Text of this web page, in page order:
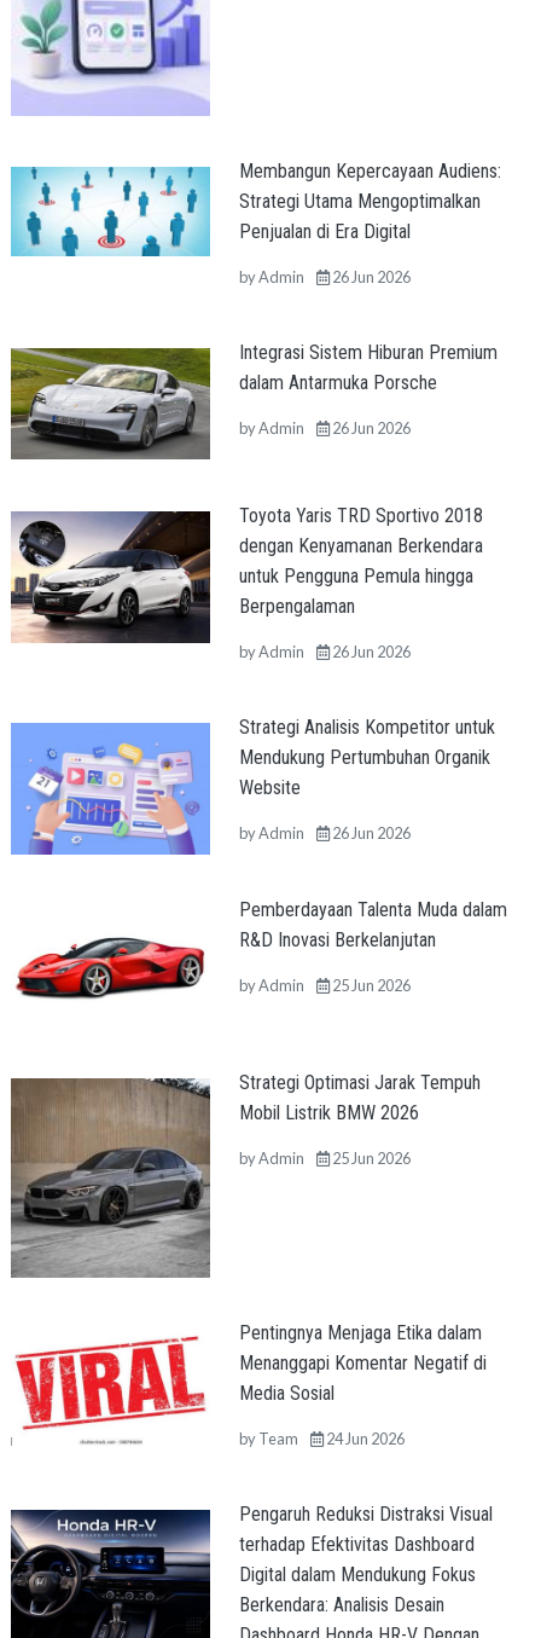
Membangun Kepercayaan Audiens:
Strategi Utama Mengoptimalkan
Penjualan di Era Digital
byAdmin 26 Jun 2026
Integrasi Sistem Hiburan Premium
dalam Antarmuka Porsche
byAdmin 26 Jun 2026
Toyota Yaris TRD Sportivo 2018
dengan Kenyamanan Berkendara
untuk Pengguna Pemula hingga
Berpengalaman
byAdmin 26 Jun 2026
Strategi Analisis Kompetitor untuk
Mendukung Pertumbuhan Organik
Website
byAdmin 26 Jun 2026
Pemberdayaan Talenta Muda dalam
R&D Inovasi Berkelanjutan
byAdmin 25 Jun 2026
Strategi Optimasi Jarak Tempuh
Mobil Listrik BMW 2026
byAdmin 25 Jun 2026
Pentingnya Menjaga Etika dalam
Menanggapi Komentar Negatif di
Media Sosial
byTeam 24 Jun 2026
Pengaruh Reduksi Distraksi Visual
terhadap Efektivitas Dashboard
Digital dalam Mendukung Fokus
Berkendara: Analisis Desain